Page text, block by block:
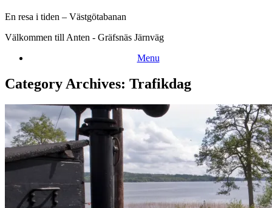
En resa i tiden – Västgötabanan
Välkommen till Anten - Gräfsnäs Järnväg
Menu
Category Archives: Trafikdag